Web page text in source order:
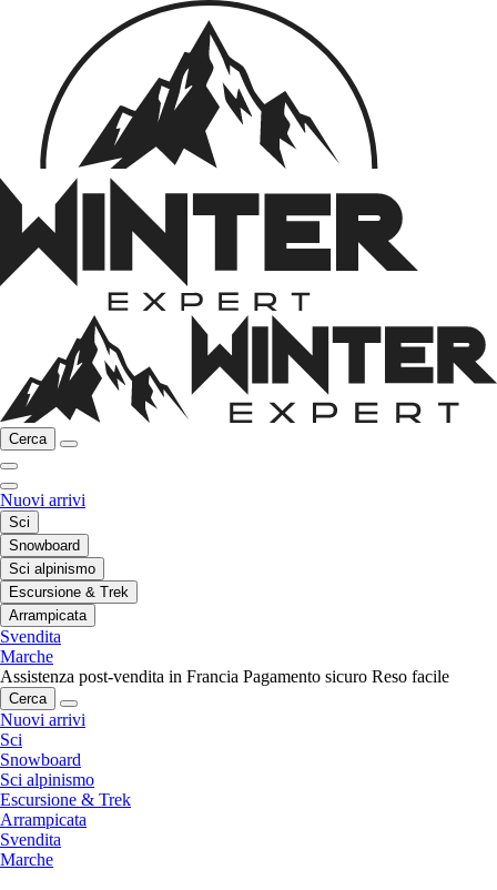
Cerca
Nuovi arrivi
Sci
Snowboard
Sci alpinismo
Escursione & Trek
Arrampicata
Svendita
Marche
Assistenza post-vendita in Francia Pagamento sicuro Reso facile
Cerca
Nuovi arrivi
Sci
Snowboard
Sci alpinismo
Escursione & Trek
Arrampicata
Svendita
Marche